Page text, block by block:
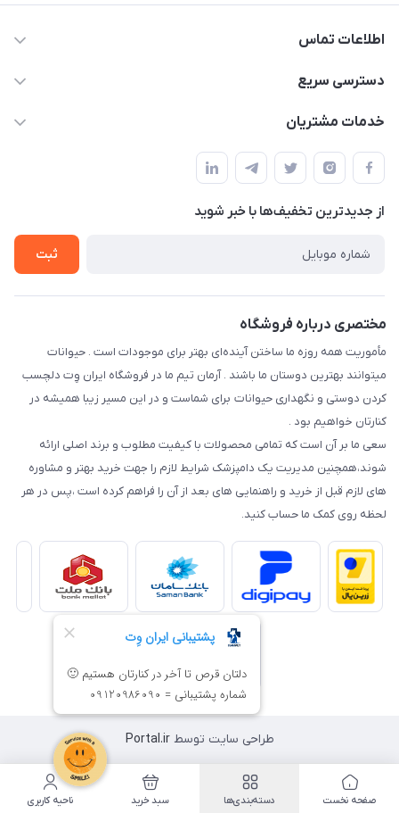
اطلاعات تماس
07154503736-09120986090
دسترسی سریع
حساب کاربری
درباره ما
تماس با ما
خدمات مشتریان
قوانین و مقررات
حفظ حریم شخصی
سوالات متداول
شرایط ارسال رایگان
از جدید‌ترین تخفیف‌ها با‌ خبر شوید
ثبت
مختصری درباره فروشگاه
مأموریت همه روزه ما ساختن آینده‌ای بهتر برای موجودات است . حیوانات
میتوانند بهترین دوستان ما باشند . آرمان تیم ما در فروشگاه ایران وِت دلچسب
کردن دوستی و نگهداری حیوانات برای شماست و در این مسیر زیبا همیشه در
کنارتان خواهیم بود .
سعی ما بر آن است که تمامی محصولات با کیفیت مطلوب و برند اصلی ارائه
شوند،همچنین مدیریت یک دامپزشک شرایط لازم را جهت خرید بهتر و مشاوره
های لازم قبل از خرید و راهنمایی های بعد از آن را فراهم کرده است ،پس در هر
لحظه روی کمک ما حساب کنید.
طراحی سایت توسطPortal.ir
صفحه نخست دسته‌بندی‌ها سبد خرید ناحیه کاربری